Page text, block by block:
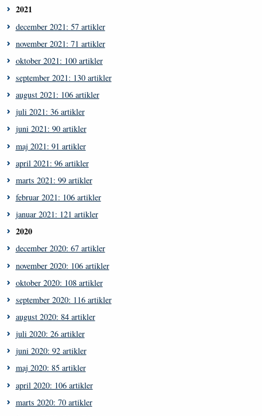
2021
december 2021: 57 artikler
november 2021: 71 artikler
oktober 2021: 100 artikler
september 2021: 130 artikler
august 2021: 106 artikler
juli 2021: 36 artikler
juni 2021: 90 artikler
maj 2021: 91 artikler
april 2021: 96 artikler
marts 2021: 99 artikler
februar 2021: 106 artikler
januar 2021: 121 artikler
2020
december 2020: 67 artikler
november 2020: 106 artikler
oktober 2020: 108 artikler
september 2020: 116 artikler
august 2020: 84 artikler
juli 2020: 26 artikler
juni 2020: 92 artikler
maj 2020: 85 artikler
april 2020: 106 artikler
marts 2020: 70 artikler